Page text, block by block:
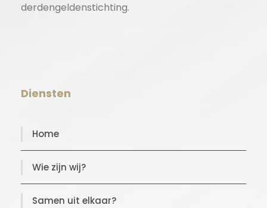
derdengeldenstichting.
Diensten
Home
Wie zijn wij?
Samen uit elkaar?